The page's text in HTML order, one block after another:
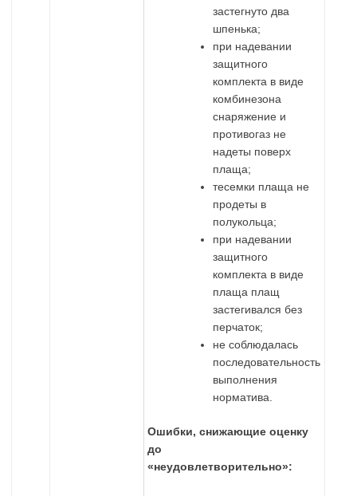
застегнуто два
шпенька;
при надевании
защитного
комплекта в виде
комбинезона
снаряжение и
противогаз не
надеты поверх
плаща;
тесемки плаща не
продеты в
полукольца;
при надевании
защитного
комплекта в виде
плаща плащ
застегивался без
перчаток;
не соблюдалась
последовательность
выполнения
норматива.
Ошибки, снижающие оценку
до
«неудовлетворительно»: